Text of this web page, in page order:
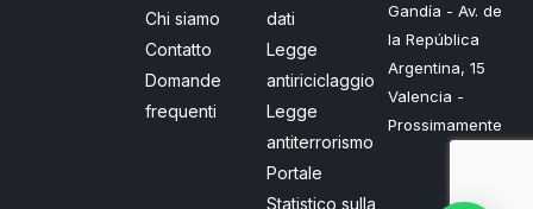
Chi siamo
Contatto
Domande
frequenti
dati
Legge
antiriciclaggio
Legge
antiterrorismo
Portale
Statistico sulla
Gandía - Av. de
la República
Argentina, 15
Valencia -
Prossimamente